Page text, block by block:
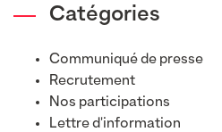
Catégories
Communiqué de presse
Recrutement
Nos participations
Lettre d'information